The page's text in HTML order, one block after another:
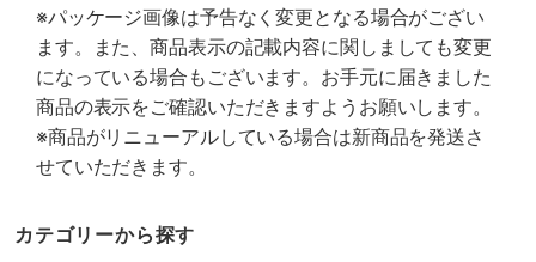
※パッケージ画像は予告なく変更となる場合がござい
ます。また、商品表示の記載内容に関しましても変更
になっている場合もございます。お手元に届きました
商品の表示をご確認いただきますようお願いします。
※商品がリニューアルしている場合は新商品を発送さ
せていただきます。
カテゴリーから探す